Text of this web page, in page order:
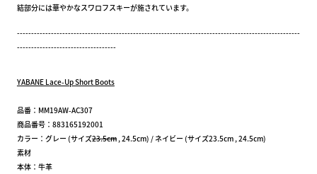
結部分には華やかなスワロフスキーが施されています。
----------------------------------------------------------------------------------------------------
-----------------------------------
YABANE Lace-Up Short Boots
品番：MM19AW-AC307
商品番号：883165192001
カラー：グレー (サイズ23.5cm, 24.5cm) / ネイビー (サイズ23.5cm , 24.5cm)
素材
本体：牛革